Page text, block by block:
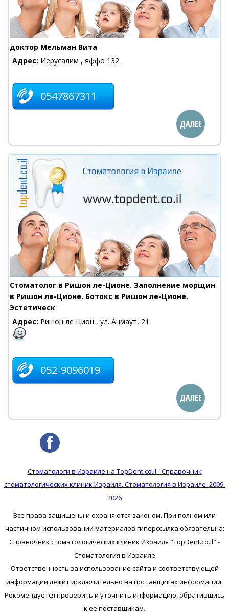
доктор Мельман Вита
Адрес: Иерусалим , яффо 132
0547867311
ДАЛЕЕ
Стоматолог в Ришон ле-Ционе. Заполнение морщин
в Ришон ле-Ционе. Ботокс в Ришон ле-Ционе.
Эстетическ
Адрес: Ришон ле Цион , ул. Ацмаут, 21
052-9096019
ДАЛЕЕ
Стоматологи в Израиле на TopDent.co.il - Справочник
стоматологических клиник Израиля. Стоматология в Израиле. 2009-
2026
Все права защищены и охраняются законом. При полном или
частичном использовании материалов гиперссылка обязательна:
Справочник стоматологических клиник Израиля "TopDent.co.il" -
Стоматология в Израиле
Ответственность за использование сайта и соответствующей
информации лежит исключительно на поставщиках информации.
Рекомендуется проверить и уточнить информацию, обратившись
к ее поставщикам.